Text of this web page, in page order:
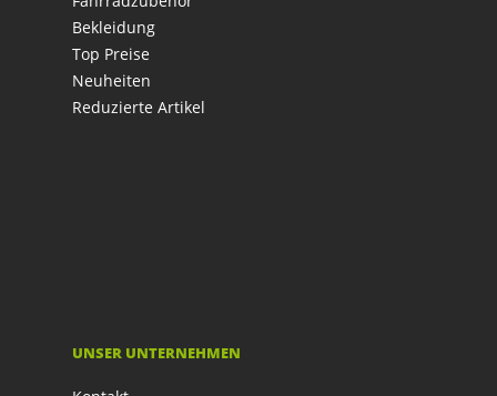
Bekleidung
Top Preise
Neuheiten
Reduzierte Artikel
UNSER UNTERNEHMEN